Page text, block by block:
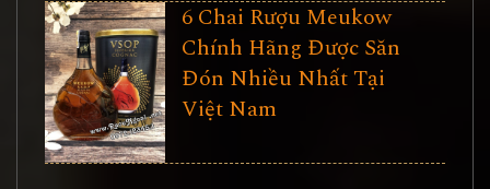
6 Chai Rượu Meukow
Chính Hãng Được Săn
Đón Nhiều Nhất Tại
Việt Nam